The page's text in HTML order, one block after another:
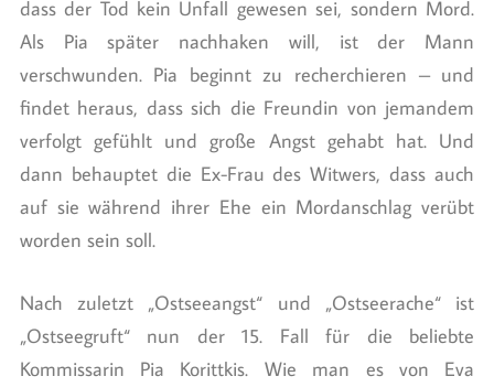
dass der Tod kein Unfall gewesen sei, sondern Mord.
Als Pia später nachhaken will, ist der Mann
verschwunden. Pia beginnt zu recherchieren – und
findet heraus, dass sich die Freundin von jemandem
verfolgt gefühlt und große Angst gehabt hat. Und
dann behauptet die Ex-Frau des Witwers, dass auch
auf sie während ihrer Ehe ein Mordanschlag verübt
worden sein soll.
Nach zuletzt „Ostseeangst“ und „Ostseerache“ ist
„Ostseegruft“ nun der 15. Fall für die beliebte
Kommissarin Pia Korittkis. Wie man es von Eva